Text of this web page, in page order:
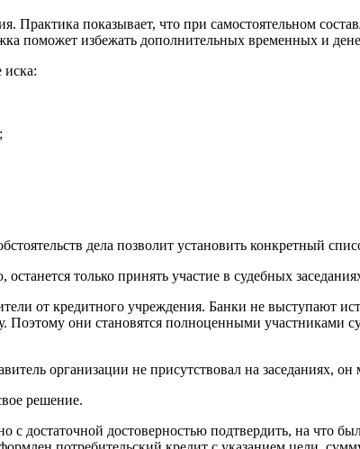
Практика показывает, что при самостоятельном
поможет избежать дополнительных временных и
иска:
дела позволит установить конкретный
только принять участие в судебных
от кредитного учреждения. Банки не выступают
они становятся полноценными участниками
организации не присутствовал на заседаниях,
решение.
достаточной достоверностью подтвердить, на что